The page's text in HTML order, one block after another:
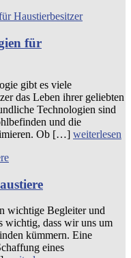
für
gibt es viele
das Leben ihrer geliebten
Technologien sind
und die
Ob […] weiterlesen
wichtige Begleiter und
wichtig, dass wir uns um
kümmern. Eine
eines